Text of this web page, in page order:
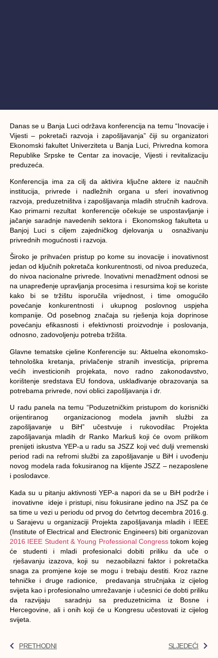
Danas se u Banja Luci održava konferencija na temu “Inovacije i
Vijesti – pokretači razvoja i zapošljavanja” čiji su organizatori
Ekonomski fakultet Univerziteta u Banja Luci, Privredna komora
Republike Srpske te Centar za inovacije, Vijesti i revitalizaciju
preduzeća.
Konferencija ima za cilj da aktivira ključne aktere iz naučnih
institucija, privrede i nadležnih organa u sferi inovativnog
razvoja, preduzetništva i zapošljavanja mladih stručnih kadrova.
Kao primarni rezultat konferencije očekuje se uspostavljanje i
jačanje saradnje navedenih sektora i Ekonomskog fakulteta u
Banjoj Luci s ciljem zajedničkog djelovanja u osnaživanju
privrednih mogućnosti i razvoja.
Široko je prihvaćen pristup po kome su inovacije i inovativnost
jedan od ključnih pokretača konkurentnosti, od nivoa preduzeća,
do nivoa nacionalne privrede. Inovativni menadžment odnosi se
na unapređenje upravljanja procesima i resursima koji se koriste
kako bi se tržištu isporučila vrijednost, i time omogućilo
povećanje konkurentnosti i ukupnog poslovnog uspjeha
kompanije. Od posebnog značaja su rješenja koja doprinose
povećanju efikasnosti i efektivnosti proizvodnje i poslovanja,
odnosno, zadovoljenju potreba tržišta.
Glavne tematske cjeline Konferencije su: Aktuelna ekonomsko-
tehnološka kretanja, privlačenje stranih investicija, priprema
većih investicionih projekata, novo radno zakonodavstvo,
korištenje sredstava EU fondova, usklađivanje obrazovanja sa
potrebama privrede, novi oblici zapošljavanja i dr.
U radu panela na temu “Poduzetničkim pristupom do korisnički
orijentiranog organizacionog modela javnih službi za
zapošljavanje u BiH” učestvuje i rukovodilac Projekta
zapošljavanja mladih dr Ranko Markuš koji će ovom prilikom
prenijeti iskustva YEP-a u radu sa JSZZ koji već dulji vremenski
period radi na refromi službi za zapošljavanje u BiH i uvođenju
novog modela rada fokusiranog na klijente JSZZ – nezaposlene
i poslodavce.
Kada su u pitanju aktivnosti YEP-a napori da se u BiH podrže i
inovativne ideje i pristupi, nisu fokusirane jedino na JSZ pa će
sa time u vezi u periodu od prvog do četvrtog decembra 2016.g.
u Sarajevu u organizaciji Projekta zapošljavanja mladih i IEEE
(Institute of Electrical and Electronic Engineers) biti organizovan
2016 IEEE Student & Young Professional Congress tokom kojeg
će studenti i mladi profesionalci dobiti priliku da uče o
rješavanju izazova, koji su nezaobilazni faktor i pokretačka
snaga za promjene koje se mogu i trebaju destiti. Kroz razne
tehničke i druge radionice, predavanja stručnjaka iz cijelog
svijeta kao i profesionalno umrežavanje i učesnici će dobti priliku
da razvijaju saradnju sa preduzetnicima iz Bosne i
Hercegovine, ali i onih koji će u Kongresu učestovati iz cijelog
svijeta.
PRETHODNI SLJEDEĆI